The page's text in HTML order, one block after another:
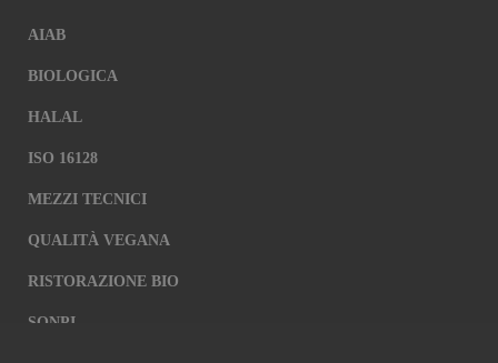
AIAB
BIOLOGICA
HALAL
ISO 16128
MEZZI TECNICI
QUALITÀ VEGANA
RISTORAZIONE BIO
SQNPI